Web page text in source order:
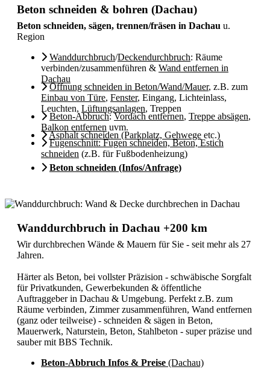
Beton schneiden & bohren (Dachau)
Beton schneiden, sägen, trennen/fräsen in Dachau u.
Region
Wanddurchbruch/Deckendurchbruch: Räume
verbinden/zusammenführen & Wand entfernen in
Dachau
Öffnung schneiden in Beton/Wand/Mauer, z.B. zum
Einbau von Türe, Fenster, Eingang, Lichteinlass,
Leuchten, Lüftungsanlagen, Treppen
Beton-Abbruch:Vordach entfernen, Treppe absägen,
Balkon entfernen uvm.
Asphalt schneiden (Parkplatz, Gehwege etc.)
Fugenschnitt: Fugen schneiden, Beton, Estich
schneiden (z.B. für Fußbodenheizung)
Beton schneiden (Infos/Anfrage)
Wanddurchbruch in Dachau +200 km
Wir durchbrechen Wände & Mauern für Sie - seit mehr als 27
Jahren.
Härter als Beton, bei vollster Präzision - schwäbische Sorgfalt
für Privatkunden, Gewerbekunden & öffentliche
Auftraggeber in Dachau & Umgebung. Perfekt z.B. zum
Räume verbinden, Zimmer zusammenführen, Wand entfernen
(ganz oder teilweise) - schneiden & sägen in Beton,
Mauerwerk, Naturstein, Beton, Stahlbeton - super präzise und
sauber mit BBS Technik.
Beton-Abbruch Infos & Preise (Dachau)